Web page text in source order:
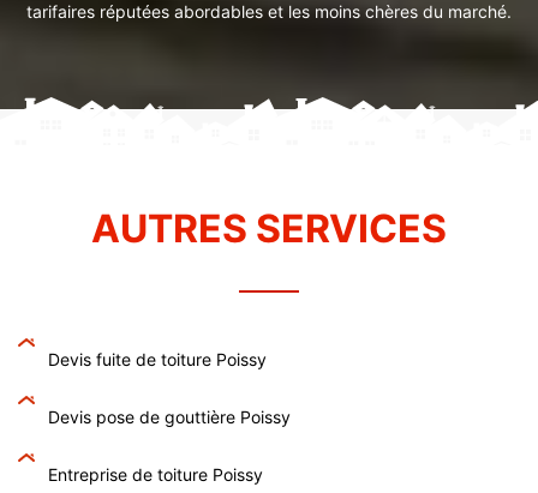
tarifaires réputées abordables et les moins chères du marché.
AUTRES SERVICES
Devis fuite de toiture Poissy
Devis pose de gouttière Poissy
Entreprise de toiture Poissy